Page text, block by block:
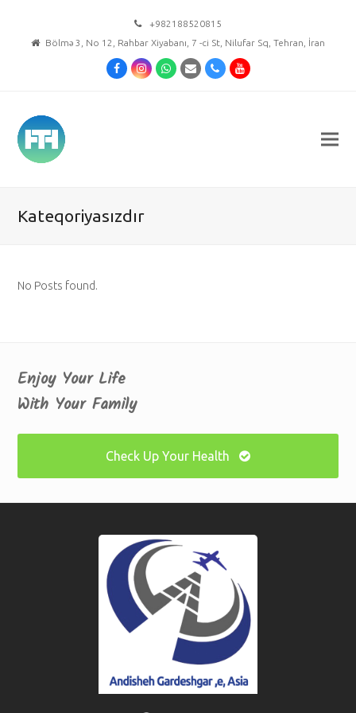
+982188520815
Bölmə 3, No 12, Rahbar Xiyabanı, 7 -ci St, Nilufar Sq, Tehran, İran
FacebookInstagramWhatsapp
Email PhoneYoutube
Kateqoriyasızdır
No Posts found.
Enjoy Your Life
With Your Family
Check Up Your Health